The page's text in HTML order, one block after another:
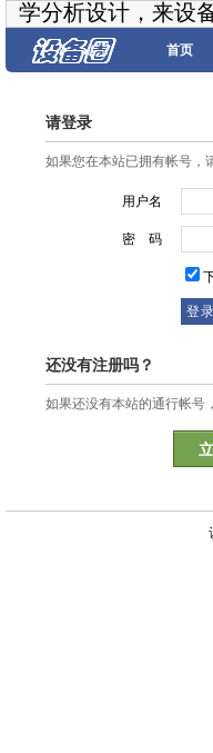
学分析设计，来设
首页
请登录
如果您在本站已拥有帐号，
用户名
密 码
还没有注册吗？
如果还没有本站的通行帐号